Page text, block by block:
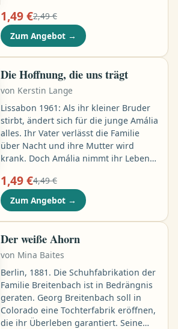
bezahlen. Seit der kurzen Begegnung
im Standesamt hat sie Antonio nicht
mehr gesehen. Jetzt will er sich
scheiden lassen, aber der Richter
verlangt Beweise, dass sie
zusammenleben und alles getan
haben, um ihre Ehe zu retten. Sie
müssen sich fügen – und plötzlich
entbrennt Leidenschaft …
1,49 €2,49 €
Zum Angebot →
Die Hoffnung, die uns trägt
von Kerstin Lange
Lissabon 1961: Als ihr kleiner Bruder
stirbt, ändert sich für die junge Amália
alles. Ihr Vater verlässt die Familie
über Nacht und ihre Mutter wird
krank. Doch Amália nimmt ihr Leben
Armut und Krankheit hinter sich
lassen kann. Bei ihrem Job im Café
lernt sie den charismatischen Marcelo
kennen, der mit seinem Freund João
politisch aktiv ist. Zwischen Amália
und Marcelo entstehen tiefe Gefühle,
doch für ihn zählt vor allem der
Widerstand …
1,49 €4,49 €
Zum Angebot →
Der weiße Ahorn
von Mina Baites
Berlin, 1881. Die Schuhfabrikation der
Familie Breitenbach ist in Bedrängnis
geraten. Georg Breitenbach soll in
Colorado eine Tochterfabrik eröffnen,
die ihr Überleben garantiert. Seine